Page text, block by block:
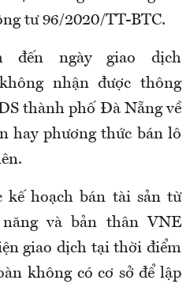
tư 96/2020/TT-BTC.
đến ngày giao dịch
nhận được thông
thành phố Đà Nẵng về
hay phương thức bán lô
kế hoạch bán tài sản từ
và bản thân VNE
giao dịch tại thời điểm
không có cơ sở để lập